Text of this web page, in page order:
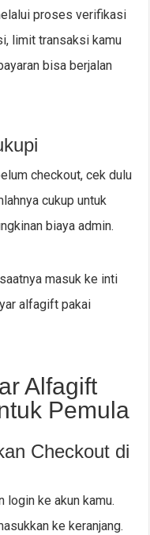
proses verifikasi
limit transaksi kamu
bisa berjalan
checkout, cek dulu
cukup untuk
biaya admin.
masuk ke inti
alfagift pakai
Alfagift
Pemula
Checkout di
login ke akun kamu.
ke keranjang.